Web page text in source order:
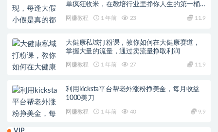
单疯狂收米，在教培行业里挣你人生的第一桶
网赚教程 1 年前 23 11.9
大健康私域打粉课，​教你如何在大健康赛道，
掌握大量的流量，通过卖流量挣取利润
网赚教程 1 年前 27 11.9
利用kicksta平台帮老外涨粉挣美金，每月收益
1000美刀
网赚教程 1 年前 40 9.9